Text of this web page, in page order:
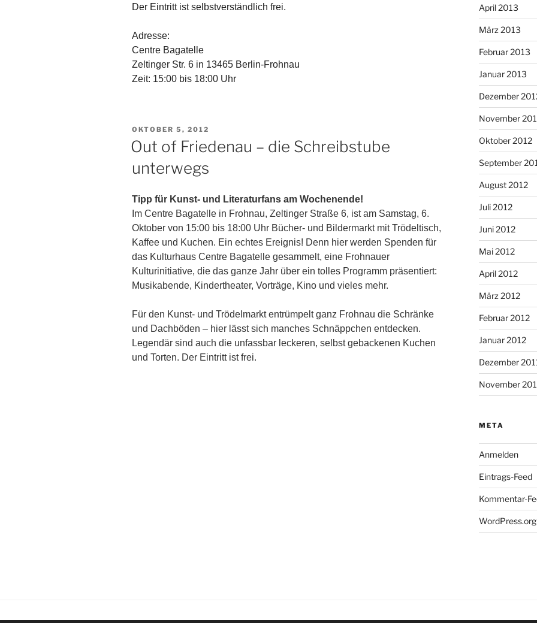
Der Eintritt ist selbstverständlich frei.
Adresse:
Centre Bagatelle
Zeltinger Str. 6 in 13465 Berlin-Frohnau
Zeit: 15:00 bis 18:00 Uhr
VERÖFFENTLICHT
OKTOBER 5, 2012
Out of Friedenau – die Schreibstube
unterwegs
Tipp für Kunst- und Literaturfans am Wochenende!
Im Centre Bagatelle in Frohnau, Zeltinger Straße 6, ist am Samstag, 6.
Oktober von 15:00 bis 18:00 Uhr Bücher- und Bildermarkt mit Trödeltisch,
Kaffee und Kuchen. Ein echtes Ereignis! Denn hier werden Spenden für
das Kulturhaus Centre Bagatelle gesammelt, eine Frohnauer
Kulturinitiative, die das ganze Jahr über ein tolles Programm präsentiert:
Musikabende, Kindertheater, Vorträge, Kino und vieles mehr.
Für den Kunst- und Trödelmarkt entrümpelt ganz Frohnau die Schränke
und Dachböden – hier lässt sich manches Schnäppchen entdecken.
Legendär sind auch die unfassbar leckeren, selbst gebackenen Kuchen
und Torten. Der Eintritt ist frei.
April 2013
März 2013
Februar 2013
Januar 2013
Dezember
November
Oktober 2012
September
August 2012
Juli 2012
Juni 2012
Mai 2012
April 2012
März 2012
Februar 2012
Januar 2012
Dezember
November
META
Anmelden
Eintrags-Feed
Kommentar-
WordPress.org